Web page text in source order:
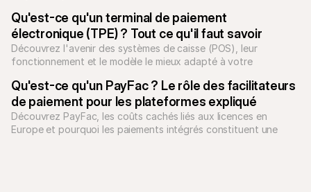
aujourd'hui.
Qu'est-ce qu'un terminal de paiement
électronique (TPE) ? Tout ce qu'il faut savoir
Découvrez l'avenir des systèmes de caisse (POS), leur
fonctionnement et le modèle le mieux adapté à votre
Qu'est-ce qu'un PayFac ? Le rôle des facilitateurs
de paiement pour les plateformes expliqué
Découvrez PayFac, les coûts cachés liés aux licences en
Europe et pourquoi les paiements intégrés constituent une